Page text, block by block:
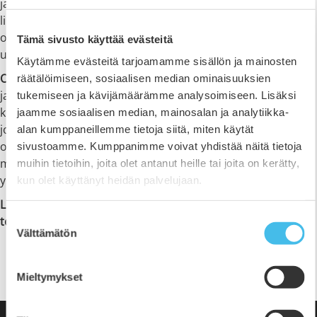
Tämä sivusto käyttää evästeitä
Käytämme evästeitä tarjoamamme sisällön ja mainosten
räätälöimiseen, sosiaalisen median ominaisuuksien
tukemiseen ja kävijämäärämme analysoimiseen. Lisäksi
jaamme sosiaalisen median, mainosalan ja analytiikka-
alan kumppaneillemme tietoja siitä, miten käytät
sivustoamme. Kumppanimme voivat yhdistää näitä tietoja
muihin tietoihin, joita olet antanut heille tai joita on kerätty,
kun olet käyttänyt heidän palvelujaan.
Suostumuksen
valinta
Välttämätön
Mieltymykset
jatkokouluttautua, kuten minä. Ajattelin aiemmin, että olen
liian vanha jatkokouluttautumaan, mutta viimeistään
opistolla havahduin siihen, ettei mikään estä lähtemästä
uusille urapoluille.
On myös ollut tärkeää saada toteuttaa omia projektejaan,
ja olen käynyt toteuttamassa asiakkaille erilaisia
kuvausprojekteja. Opinnoissa on joustettu, jos on ollut
jokin projekti, jonka haluaa tehdä. Haluan myös kehua
opiston ruokaa. Lounas on ollut loistava. Opistolla on ollut
myös matala kynnys lähestyä opettajia. Olemme olleet kuin
yhtä suurta perhettä.”
Lue lisää drone-pilotti-opintolinjan sisällöstä ja
toteutuksesta